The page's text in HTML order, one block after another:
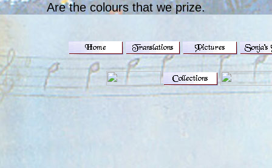
Are the colours that we prize.